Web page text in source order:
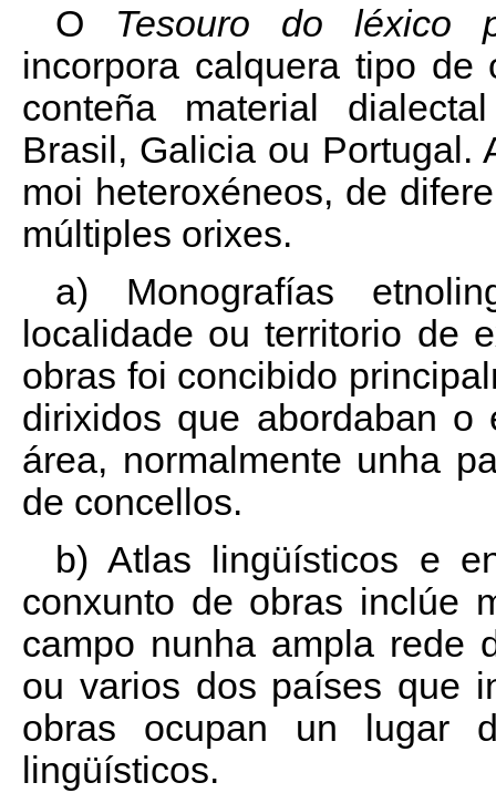
O Tesouro do léxico
incorpora calquera tipo de
conteña material
Brasil, Galicia ou Portugal.
moi heteroxéneos, de
múltiples orixes.
a) Monografías
localidade ou territorio de
obras foi concibido
dirixidos que abordaban o
área, normalmente unha
de concellos.
b) Atlas lingüísticos e
conxunto de obras inclúe
campo nunha ampla rede
ou varios dos países que
obras ocupan un lugar
lingüísticos.